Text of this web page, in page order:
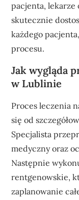
pacjenta,
skutecznie
każdego
procesu.
Jak wygląda
w Lublinie
Proces leczenia
się od
Specjalista
medyczny oraz
Następnie
rentgenowskie,
zaplanowanie